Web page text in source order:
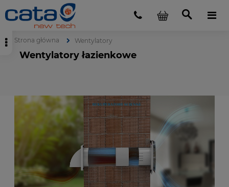
Strona główna Wentylatory
Wentylatory łazienkowe